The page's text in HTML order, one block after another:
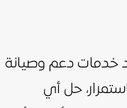
خدمات دعم وصيانة
حل أي